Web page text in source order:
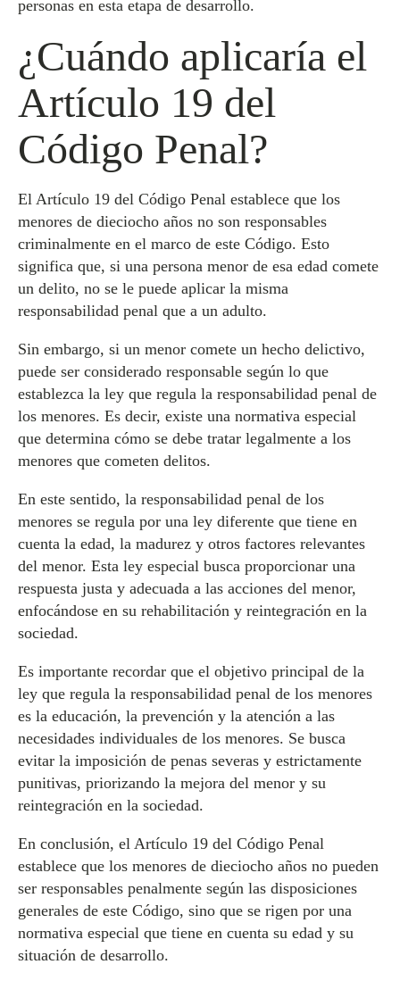
personas en esta etapa de desarrollo.
¿Cuándo aplicaría el
Artículo 19 del
Código Penal?
El Artículo 19 del Código Penal establece que los
menores de dieciocho años no son responsables
criminalmente en el marco de este Código. Esto
significa que, si una persona menor de esa edad comete
un delito, no se le puede aplicar la misma
responsabilidad penal que a un adulto.
Sin embargo, si un menor comete un hecho delictivo,
puede ser considerado responsable según lo que
establezca la ley que regula la responsabilidad penal de
los menores. Es decir, existe una normativa especial
que determina cómo se debe tratar legalmente a los
menores que cometen delitos.
En este sentido, la responsabilidad penal de los
menores se regula por una ley diferente que tiene en
cuenta la edad, la madurez y otros factores relevantes
del menor. Esta ley especial busca proporcionar una
respuesta justa y adecuada a las acciones del menor,
enfocándose en su rehabilitación y reintegración en la
sociedad.
Es importante recordar que el objetivo principal de la
ley que regula la responsabilidad penal de los menores
es la educación, la prevención y la atención a las
necesidades individuales de los menores. Se busca
evitar la imposición de penas severas y estrictamente
punitivas, priorizando la mejora del menor y su
reintegración en la sociedad.
En conclusión, el Artículo 19 del Código Penal
establece que los menores de dieciocho años no pueden
ser responsables penalmente según las disposiciones
generales de este Código, sino que se rigen por una
normativa especial que tiene en cuenta su edad y su
situación de desarrollo.